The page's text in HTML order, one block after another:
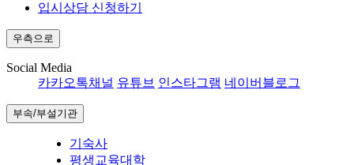
입시상담 신청하기
우측으로
Social Media
카카오톡채널 유튜브 인스타그램 네이버블로그
부속/부설기관
기숙사
평생교육대학